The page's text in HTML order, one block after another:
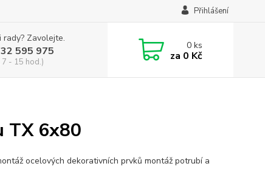
Přihlášení
rady? Zavolejte.
595 975
7 - 15 hod.)
0ks
za 0 Kč
TX 6x80
ocelových dekorativních prvků montáž potrubí a